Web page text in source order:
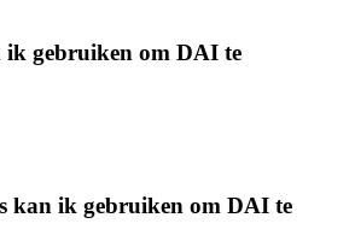
ik gebruiken om DAI te
kan ik gebruiken om DAI te